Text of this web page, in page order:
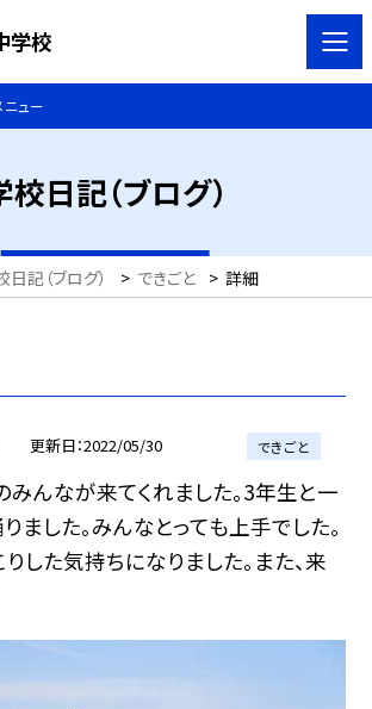
学校
ニュー
校日記（ブログ）
日記（ブログ） > できごと > 詳細
更新日 2022/05/30 できごと
んなが来てくれました。3年生と一
ました。みんなとっても上手でした。
した気持ちになりました。また、来